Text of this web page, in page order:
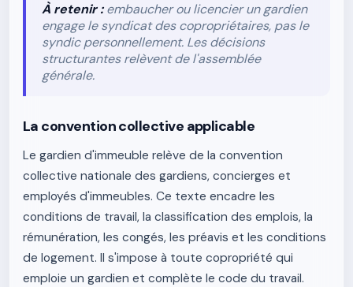
À retenir :embaucher ou licencier un gardien
engage le syndicat des copropriétaires, pas le
syndic personnellement. Les décisions
structurantes relèvent de l'assemblée
générale.
La convention collective applicable
Le gardien d'immeuble relève de la convention
collective nationale des gardiens, concierges et
employés d'immeubles. Ce texte encadre les
conditions de travail, la classification des emplois, la
rémunération, les congés, les préavis et les conditions
de logement. Il s'impose à toute copropriété qui
emploie un gardien et complète le code du travail.